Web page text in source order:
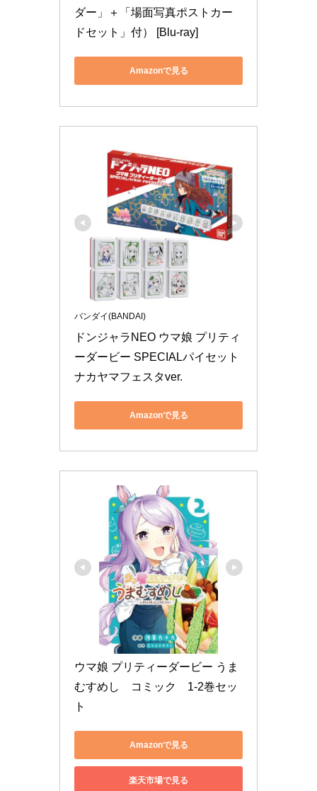
ダー」＋「場面写真ポストカー
ドセット」付） [Blu-ray]
Amazonで見る
バンダイ(BANDAI)
ドンジャラNEO ウマ娘 プリティ
ーダービー SPECIALパイセット
ナカヤマフェスタver.
Amazonで見る
ウマ娘 プリティーダービー うま
むすめし　コミック　1-2巻セッ
ト
Amazonで見る
楽天市場で見る